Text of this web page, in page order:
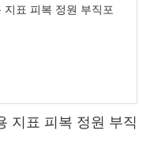
지표 피복 정원 부직